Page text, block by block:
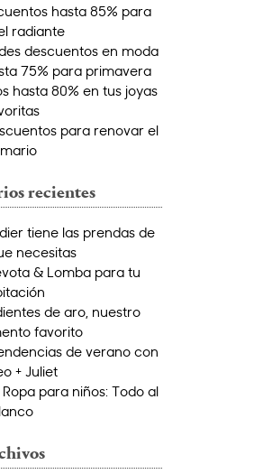
hasta 85% para
radiante
descuentos en moda
75% para primavera
hasta 80% en tus joyas
para renovar el
recientes
tiene las prendas de
necesitas
& Lomba para tu
de aro, nuestro
favorito
de verano con
+ Juliet
Ropa para niños: Todo al